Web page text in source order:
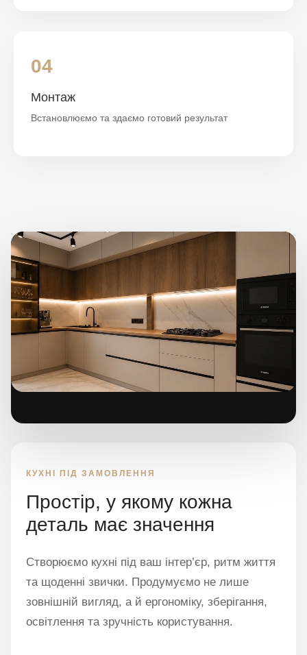
04
Монтаж
Встановлюємо та здаємо готовий результат
КУХНІ ПІД ЗАМОВЛЕННЯ
Простір, у якому кожна
деталь має значення
Створюємо кухні під ваш інтер’єр, ритм життя
та щоденні звички. Продумуємо не лише
зовнішній вигляд, а й ергономіку, зберігання,
освітлення та зручність користування.